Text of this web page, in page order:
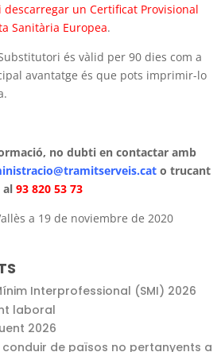
descarregar un Certificat Provisional
Sanitària Europea.
és vàlid per 90 dies com a
avantatge és que pots imprimir-lo
no dubti en contactar amb
o trucant
al 93 820 53 73
a 19 de noviembre de 2020
Interprofessional (SMI) 2026
laboral
2026
de països no pertanyents a